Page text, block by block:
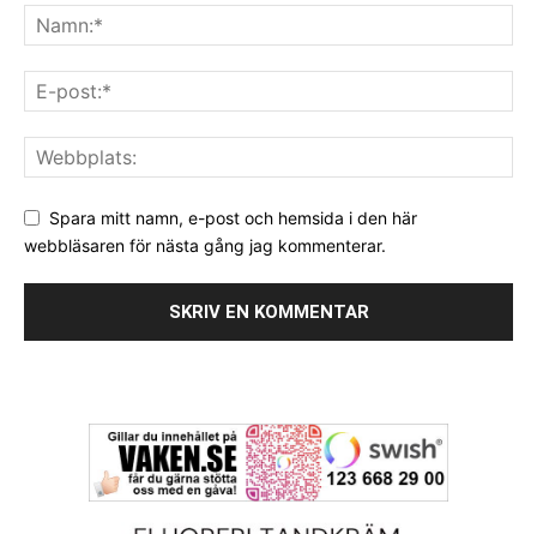
Spara mitt namn, e-post och hemsida i den här
webbläsaren för nästa gång jag kommenterar.